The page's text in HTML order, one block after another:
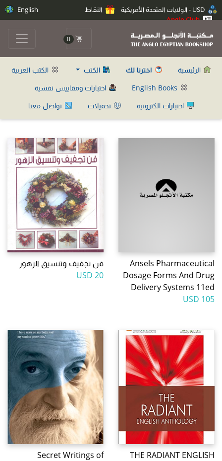
النقاط
Anglo Club
English
0
الرئيسية اخترنا لك الكتب
الكتب العربية
اختبارات ومقاييس نفسية
اختبارات الكترونية
تحميلات تواصل معنا
Ansels Pharmaceutical
Dosage Forms And Drug
Delivery Systems 11ed
105 USD
فن تجفيف وتنسيق الزهور
20 USD
THE RADIANT ENGLISH
Secret Writings of